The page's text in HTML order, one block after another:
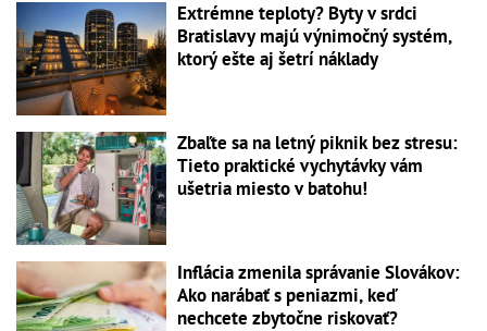
Extrémne teploty? Byty v srdci
Bratislavy majú výnimočný systém,
ktorý ešte aj šetrí náklady
Zbaľte sa na letný piknik bez stresu:
Tieto praktické vychytávky vám
ušetria miesto v batohu!
Inflácia zmenila správanie Slovákov:
Ako narábať s peniazmi, keď
nechcete zbytočne riskovať?